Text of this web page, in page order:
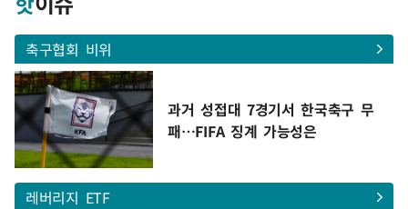
축구협회 비위
과거 성접대 7경기서 한국축구 무
패…FIFA 징계 가능성은
레버리지 ETF